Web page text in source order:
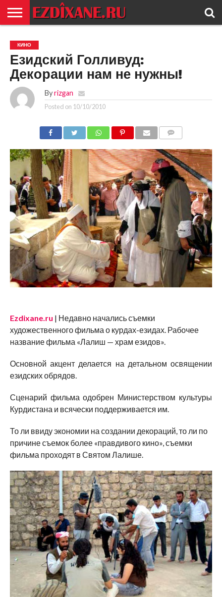
ЕЗИДИЗМ
НОВОСТИ
ИСТОРИЯ
КУЛЬТУРА
КОНТАКТ
КИНО
Езидский Голливуд:
Декорации нам не нужны!
By rizgan
Posted on 10/10/2010
Ezdixane.ru | Недавно начались съемки
художественного фильма о курдах-езидах. Рабочее
название фильма «Лалиш — храм езидов».
Основной акцент делается на детальном освящении
езидских обрядов.
Сценарий фильма одобрен Министерством культуры
Курдистана и всячески поддерживается им.
То ли ввиду экономии на создании декораций, то ли по
причине съемок более «правдивого кино», съемки
фильма проходят в Святом Лалише.